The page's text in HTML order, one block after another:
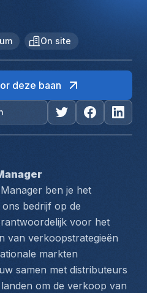
On site
deze baan
ben je het
bedrijf op de
voor het
van verkoopstrategieën
markten
samen met distributeurs
om de verkoop van